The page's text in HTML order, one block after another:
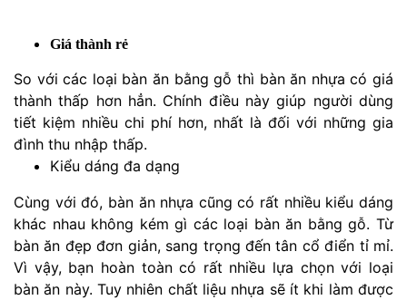
Giá thành rẻ
So với các loại bàn ăn bằng gỗ thì bàn ăn nhựa có giá
thành thấp hơn hẳn. Chính điều này giúp người dùng
tiết kiệm nhiều chi phí hơn, nhất là đối với những gia
đình thu nhập thấp.
Kiểu dáng đa dạng
Cùng với đó, bàn ăn nhựa cũng có rất nhiều kiểu dáng
khác nhau không kém gì các loại bàn ăn bằng gỗ. Từ
bàn ăn đẹp đơn giản, sang trọng đến tân cổ điển tỉ mỉ.
Vì vậy, bạn hoàn toàn có rất nhiều lựa chọn với loại
bàn ăn này. Tuy nhiên chất liệu nhựa sẽ ít khi làm được